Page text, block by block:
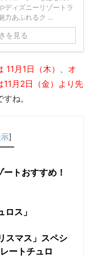
ディズニーリゾートラ
力あふれるク ...
を見る
11月1日（木）、オ
11月2日（金）より先
ね。
]
トおすすめ！
ロス」
スマス」スペシ
ートチュロ